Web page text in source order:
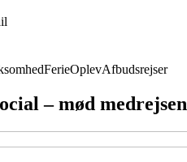
FerieOplevAfbudsrejser
– mød